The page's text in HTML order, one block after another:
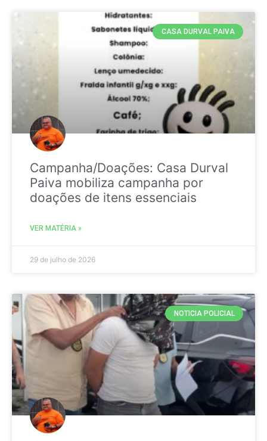
CASA DURVAL PAIVA
Campanha/Doações: Casa Durval
Paiva mobiliza campanha por
doações de itens essenciais
VER MATÉRIA »
29 de julho de 2026
NOTICIA POLICIAL